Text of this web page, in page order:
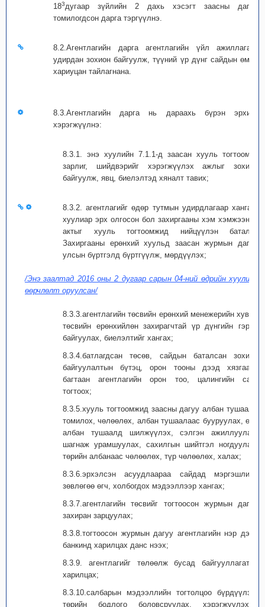
183дугаар зүйлийн 2 дахь хэсэгт заасны дагуу
томилогдсон дарга тэргүүлнэ.
8.2.Агентлагийн дарга агентлагийн үйл ажиллагааг
удирдан зохион байгуулж, түүний үр дүнг сайдын өмнө
хариуцан тайлагнана.
8.3.Агентлагийн дарга нь дараахь бүрэн эрхийг
хэрэгжүүлнэ:
8.3.1. энэ хуулийн 7.1.1-д заасан хууль тогтоомж,
зарлиг, шийдвэрийг хэрэгжүүлэх ажлыг зохион
байгуулж, явц, биелэлтэд хяналт тавих;
8.3.2. агентлагийг өдөр тутмын удирдлагаар хангах,
хуулиар эрх олгосон бол захиргааны хэм хэмжээний
актыг хууль тогтоомжид нийцүүлэн баталж,
Захиргааны ерөнхий хуульд заасан журмын дагуу
улсын бүртгэлд бүртгүүлж, мөрдүүлэх;
/Энэ заалтад 2016 оны 2 дугаар сарын 04-ний өдрийн хуулиар
өөрчлөлт оруулсан/
8.3.3.агентлагийн төсвийн ерөнхий менежерийн хувьд
төсвийн ерөнхийлөн захирагчтай үр дүнгийн гэрээ
байгуулах, биелэлтийг хангах;
8.3.4.батлагдсан төсөв, сайдын баталсан зохион
байгуулалтын бүтэц, орон тооны дээд хязгаарт
багтаан агентлагийн орон тоо, цалингийн санг
тогтоох;
8.3.5.хууль тогтоомжид заасны дагуу албан тушаалд
томилох, чөлөөлөх, албан тушаалаас бууруулах, өөр
албан тушаалд шилжүүлэх, сэлгэн ажиллуулах,
шагнаж урамшуулах, сахилгын шийтгэл ногдуулах,
төрийн албанаас чөлөөлөх, түр чөлөөлөх, халах;
8.3.6.эрхэлсэн асуудлаараа сайдад мэргэшлийн
зөвлөгөө өгч, холбогдох мэдээллээр хангах;
8.3.7.агентлагийн төсвийг тогтоосон журмын дагуу
захиран зарцуулах;
8.3.8.тогтоосон журмын дагуу агентлагийн нэр дээр
банкинд харилцах данс нээх;
8.3.9. агентлагийг төлөөлж бусад байгууллагатай
харилцах;
8.3.10.салбарын мэдээллийн тогтолцоо бүрдүүлэх,
төрийн бодлого боловсруулах, хэрэгжүүлэхэд